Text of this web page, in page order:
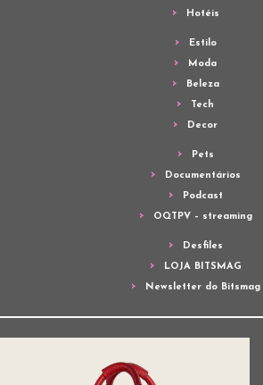
Hotéis
Estilo
Moda
Beleza
Tech
Decor
Pets
Documentários
Podcast
OQTPV – streaming
Desfiles
LOJA BITSMAG
Newsletter do Bitsmag